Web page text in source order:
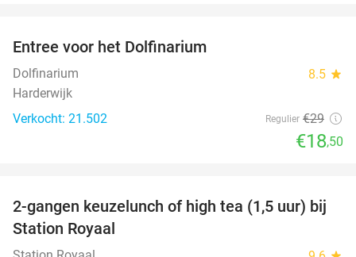
Entree voor het Dolfinarium
Dolfinarium 8.5 star
Harderwijk
Verkocht: 21.502
Regulier €29
€18,50
44%
2-gangen keuzelunch of high tea (1,5 uur) bij
Station Royaal